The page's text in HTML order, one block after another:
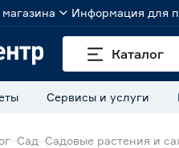
магазина Информация для
Каталог
Сервисы и услуги
Сад Садовые растения и